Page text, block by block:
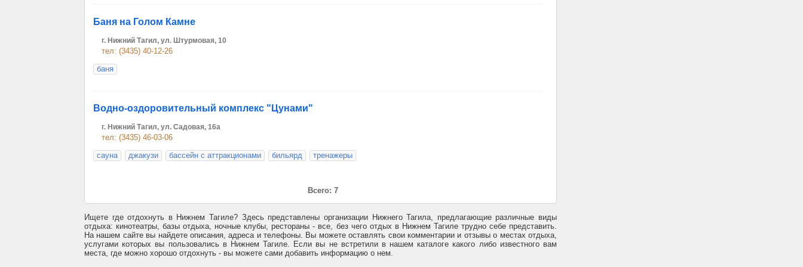
Баня на Голом Камне
г. Нижний Тагил, ул. Штурмовая, 10
тел: (3435) 40-12-26
баня
Водно-оздоровительный комплекс "Цунами"
г. Нижний Тагил, ул. Садовая, 16а
тел: (3435) 46-03-06
сауна
джакузи бассейн с аттракционами бильярд тренажеры
Всего: 7
Ищете где отдохнуть в Нижнем Тагиле? Здесь представлены организации Нижнего Тагила, предлагающие различные виды
отдыха: кинотеатры, базы отдыха, ночные клубы, рестораны - все, без чего отдых в Нижнем Тагиле трудно себе представить.
На нашем сайте вы найдете описания, адреса и телефоны. Вы можете оставлять свои комментарии и отзывы о местах отдыха,
услугами которых вы пользовались в Нижнем Тагиле. Если вы не встретили в нашем каталоге какого либо известного вам
места, где можно хорошо отдохнуть - вы можете сами добавить информацию о нем.